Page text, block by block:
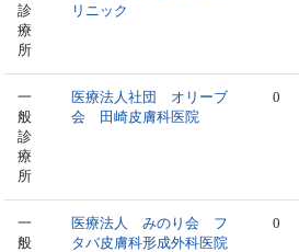
診
療
所
リニック
一
般
診
療
所
医療法人社団 オリーブ
会 田崎皮膚科医院
0
一
般
医療法人 みのり会 フ
タバ皮膚科形成外科医院
0